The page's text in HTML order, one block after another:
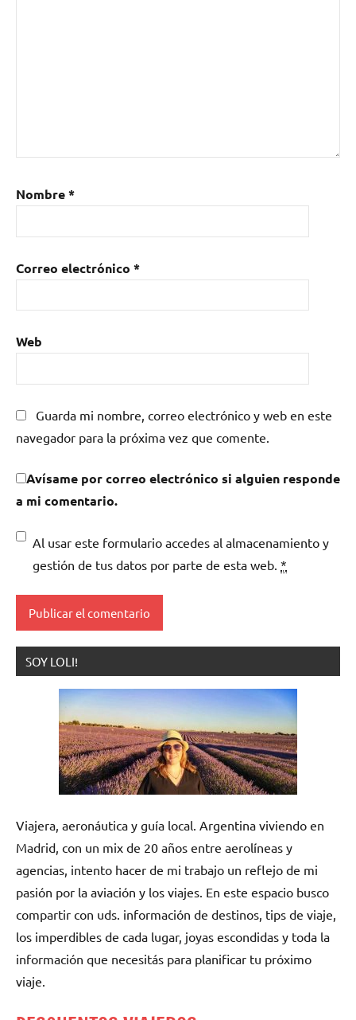
Nombre*
Correo electrónico *
Web
Guarda mi nombre, correo electrónico y web en este
navegador para la próxima vez que comente.
Avísame por correo electrónico si alguien responde
a mi comentario.
Al usar este formulario accedes al almacenamiento y
gestión de tus datos por parte de esta web. *
SOY LOLI!
Viajera, aeronáutica y guía local. Argentina viviendo en
Madrid, con un mix de 20 años entre aerolíneas y
agencias, intento hacer de mi trabajo un reflejo de mi
pasión por la aviación y los viajes. En este espacio busco
compartir con uds. información de destinos, tips de viaje,
los imperdibles de cada lugar, joyas escondidas y toda la
información que necesitás para planificar tu próximo
viaje.